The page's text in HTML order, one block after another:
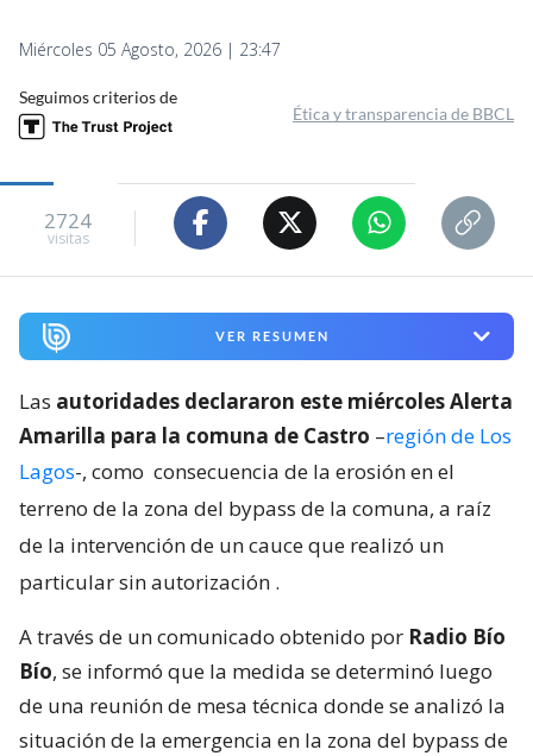
Miércoles 05 Agosto, 2026 | 23:47
Seguimos criterios de
Ética y transparencia de BBCL
2724
visitas
VER RESUMEN
Las autoridades declararon este miércoles Alerta
Amarilla para la comuna de Castro –región de Los
Lagos-, como consecuencia de la erosión en el
terreno de la zona del bypass de la comuna, a raíz
de la intervención de un cauce que realizó un
particular sin autorización .
A través de un comunicado obtenido por Radio Bío
Bío, se informó que la medida se determinó luego
de una reunión de mesa técnica donde se analizó la
situación de la emergencia en la zona del bypass de